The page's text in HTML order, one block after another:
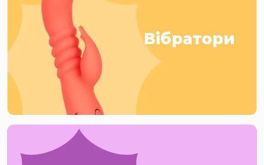
Вібратори